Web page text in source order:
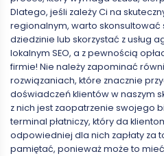
Dlatego, jeśli zależy Ci na
regionalnym, warto skonsultować
dziedzinie lub skorzystać z usług
lokalnym SEO, a z pewnością
firmie! Nie należy zapominać
rozwiązaniach, które znacznie
doświadczeń klientów w naszym
z nich jest zaopatrzenie swojego
terminal płatniczy, który da
odpowiedniej dla nich zapłaty za
pamiętać, ponieważ może to